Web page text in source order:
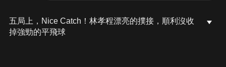
五局上，Nice Catch！林孝程漂亮的撲接，順利沒收
掉強勁的平飛球